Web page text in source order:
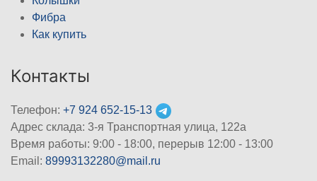
Фибра
Как купить
Контакты
Телефон: +7 924 652-15-13
Адрес склада: 3-я Транспортная улица, 122а
Время работы: 9:00 - 18:00, перерыв 12:00 - 13:00
Email: 89993132280@mail.ru